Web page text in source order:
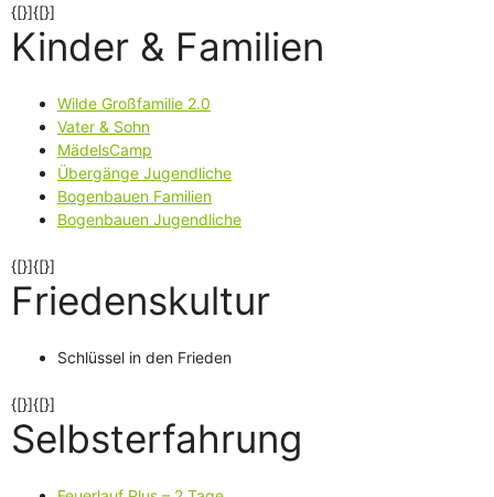
{[}]{[}]
Kinder & Familien
Wilde Großfamilie 2.0
Vater & Sohn
MädelsCamp
Übergänge Jugendliche
Bogenbauen Familien
Bogenbauen Jugendliche
{[}]{[}]
Friedenskultur
Schlüssel in den Frieden
{[}]{[}]
Selbsterfahrung